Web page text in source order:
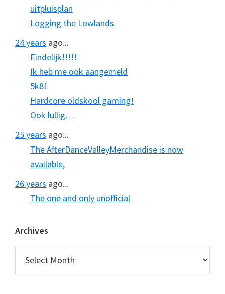
uitpluisplan
Logging the Lowlands
24 years ago...
Eindelijk!!!!!
Ik heb me ook aangemeld
5k81
Hardcore oldskool gaming!
Ook lullig…
25 years ago...
The AfterDanceValleyMerchandise is now
available,
26 years ago...
The one and only unofficial
Archives